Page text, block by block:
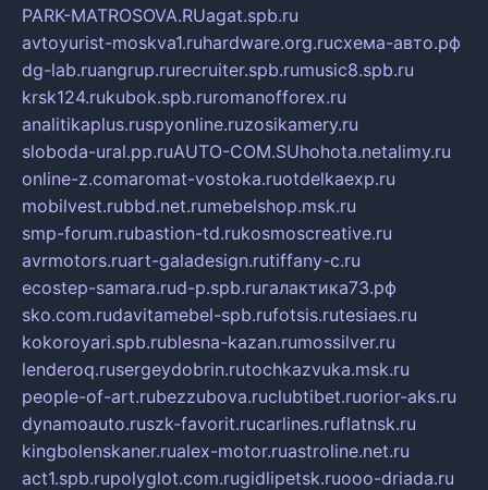
PARK-MATROSOVA.RUagat.spb.ru
avtoyurist-moskva1.ruhardware.org.ruсхема-авто.рф
dg-lab.ruangrup.rurecruiter.spb.rumusic8.spb.ru
krsk124.rukubok.spb.ruromanofforex.ru
analitikaplus.ruspyonline.ruzosikamery.ru
sloboda-ural.pp.ruAUTO-COM.SUhohota.netalimy.ru
online-z.comaromat-vostoka.ruotdelkaexp.ru
mobilvest.rubbd.net.rumebelshop.msk.ru
smp-forum.rubastion-td.rukosmoscreative.ru
avrmotors.ruart-galadesign.rutiffany-c.ru
ecostep-samara.rud-p.spb.ruгалактика73.рф
sko.com.rudavitamebel-spb.rufotsis.rutesiaes.ru
kokoroyari.spb.rublesna-kazan.rumossilver.ru
lenderoq.rusergeydobrin.rutochkazvuka.msk.ru
people-of-art.rubezzubova.ruclubtibet.ruorior-aks.ru
dynamoauto.ruszk-favorit.rucarlines.ruflatnsk.ru
kingbolenskaner.rualex-motor.ruastroline.net.ru
act1.spb.rupolyglot.com.rugidlipetsk.ruooo-driada.ru